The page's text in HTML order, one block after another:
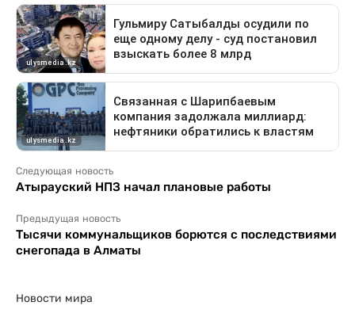
Следующая новость
Атырауский НПЗ начал плановые работы
Предыдущая новость
Тысячи коммунальщиков борются с последствиями
снегопада в Алматы
Новости мира